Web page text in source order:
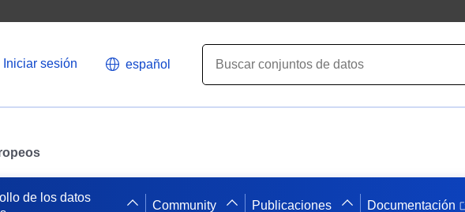
Iniciar sesión español
de los datos
Community Publicaciones Documentación